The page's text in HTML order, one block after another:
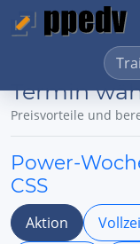
Termin
Preisvorteile und
Power-
CSS
Aktion